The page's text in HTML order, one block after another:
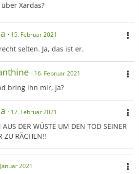
Xardas?
15. Februar 2021
selten. Ja, das ist er.
16. Februar 2021
bring ihn mir, ja?
17. Februar 2021
AUS DER WÜSTE UM DEN TOD SEINER
ZU RÄCHEN!!
2021